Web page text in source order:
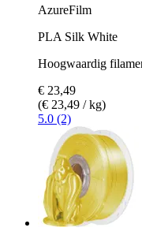
AzureFilm
PLA Silk White
Hoogwaardig
€ 23,49
(€ 23,49 / kg)
5.0 (2)